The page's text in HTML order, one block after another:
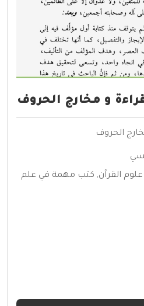
و مخارج الحروف
الحروف
علوم القرآن, كتب مهمة في علم